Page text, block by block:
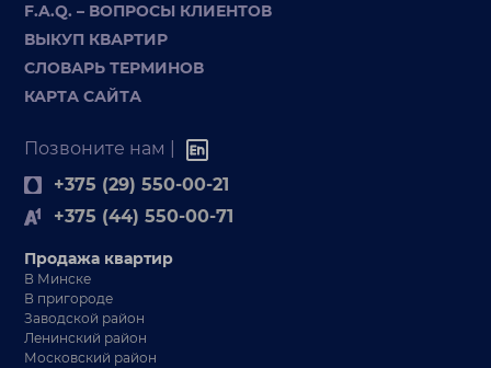
F.A.Q. – ВОПРОСЫ КЛИЕНТОВ
ВЫКУП КВАРТИР
СЛОВАРЬ ТЕРМИНОВ
КАРТА САЙТА
Позвоните нам |
+375 (29) 550-00-21
+375 (44) 550-00-71
Продажа квартир
В Минске
В пригороде
Заводской район
Ленинский район
Московский район